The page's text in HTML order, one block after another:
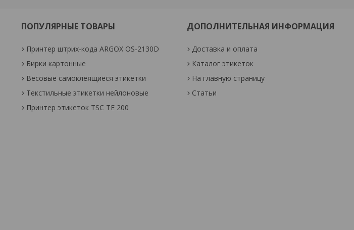
ПОПУЛЯРНЫЕ ТОВАРЫ
Принтер штрих-кода ARGOX OS-2130D
Бирки картонные
Весовые самоклеящиеся этикетки
Текстильные этикетки нейлоновые
Принтер этикеток TSC TE 200
ДОПОЛНИТЕЛЬНАЯ ИНФОРМАЦИЯ
Доставка и оплата
Каталог этикеток
На главную страницу
Статьи